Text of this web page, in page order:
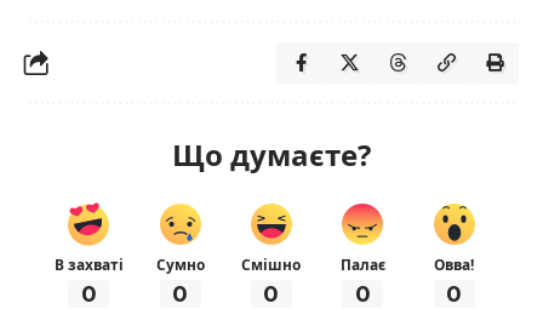
Що думаєте?
В захваті
0
Сумно
0
Смішно
0
Палає
0
Овва!
0